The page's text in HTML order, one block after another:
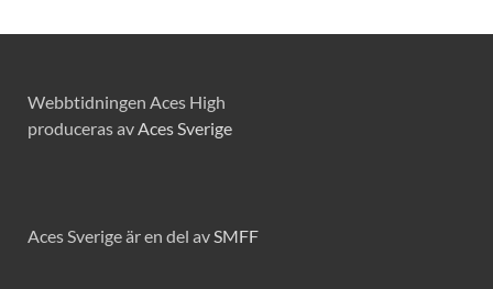
Webbtidningen Aces High
produceras avAces Sverige
Aces Sverige är en del avSMFF